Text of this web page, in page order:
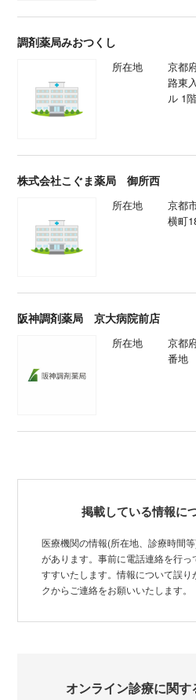
調剤薬局みおつくし
所在地
京都
路東
ル 1階
株式会社こぐま薬局 御所西
所在地
京都
横町
阪神調剤薬局 京大病院前店
所在地
京都
番地
掲載している情報に
医療機関の情報(所在地、診療時間
があります。事前に電話連絡を行
すすいたします。情報について誤
クからご連絡をお願いいたします。
オンライン診療に関す